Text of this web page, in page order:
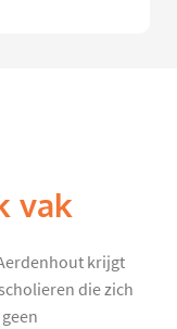
vak
krijgt
die zich